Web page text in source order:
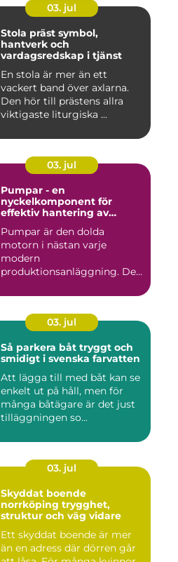
03. jul
Stola präst symbol,
hantverk och
vardagsredskap i tjänst
En stola är mer än ett
vackert band över axlarna.
Den hör till prästens allra
viktigaste liturgiska ...
03. jul
Pumpar - en
nyckelkomponent för
effektiv hantering av
Pumpar är den dolda
motorn i nästan varje
modern
produktionsanläggning. De
03. jul
Så parkera båt tryggt och
smidigt i svenska farvatten
Att lägga till med båt kan se
enkelt ut på håll, men för
många båtägare är det just
tilläggningen so...
03. jul
Skyddat boende
norrköping trygghet,
struktur och väg vidare
Ett skyddat boende är mer
än en adress där dörren går